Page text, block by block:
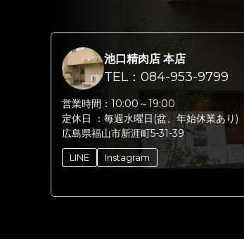
池口精肉店 本店
TEL：084-953-9799
営業時間： 10:00～19:00
定休日 ： 毎週水曜日(盆、年始休業あり)
広島県福山市新涯町5-31-39
LINE Instagram